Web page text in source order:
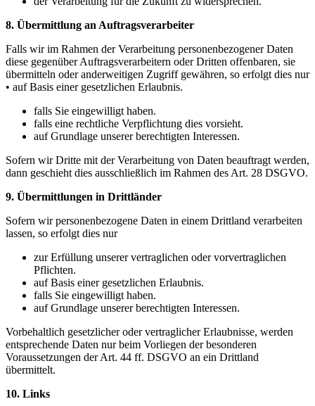
8. Übermittlung an Auftragsverarbeiter
Falls wir im Rahmen der Verarbeitung personenbezogener Daten
diese gegenüber Auftragsverarbeitern oder Dritten offenbaren, sie
übermitteln oder anderweitigen Zugriff gewähren, so erfolgt dies nur
• auf Basis einer gesetzlichen Erlaubnis.
falls Sie eingewilligt haben.
falls eine rechtliche Verpflichtung dies vorsieht.
auf Grundlage unserer berechtigten Interessen.
Sofern wir Dritte mit der Verarbeitung von Daten beauftragt werden,
dann geschieht dies ausschließlich im Rahmen des Art. 28 DSGVO.
9. Übermittlungen in Drittländer
Sofern wir personenbezogene Daten in einem Drittland verarbeiten
lassen, so erfolgt dies nur
zur Erfüllung unserer vertraglichen oder vorvertraglichen
Pflichten.
auf Basis einer gesetzlichen Erlaubnis.
falls Sie eingewilligt haben.
auf Grundlage unserer berechtigten Interessen.
Vorbehaltlich gesetzlicher oder vertraglicher Erlaubnisse, werden
entsprechende Daten nur beim Vorliegen der besonderen
Voraussetzungen der Art. 44 ff. DSGVO an ein Drittland
übermittelt.
10. Links